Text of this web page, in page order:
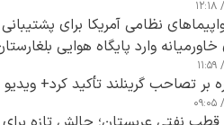
نظامی آمریکا برای پشتیبانی
وارد پایگاه هوایی
بر تصاحب گرینلند تأکید کرد+ ویدیو